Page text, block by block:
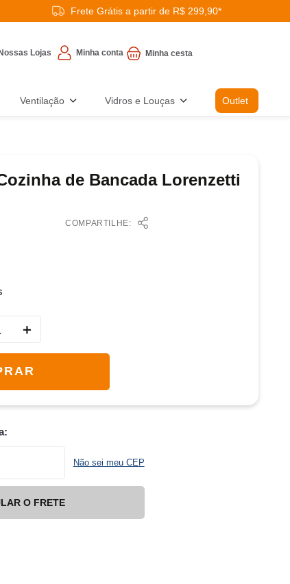
Frete Grátis a partir de R$ 299,90*
Nossas Lojas Minha conta
Ventilação Vidros e Louças Outlet
de Bancada Lorenzetti
COMPARTILHE:
＋
Não sei meu CEP
O FRETE